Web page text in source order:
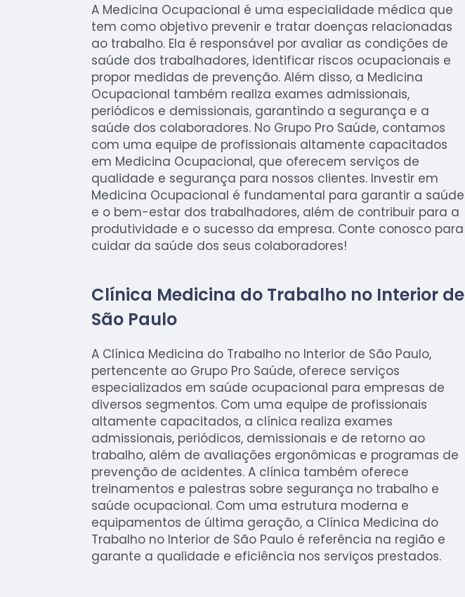
A Medicina Ocupacional é uma especialidade médica que
tem como objetivo prevenir e tratar doenças relacionadas
ao trabalho. Ela é responsável por avaliar as condições de
saúde dos trabalhadores, identificar riscos ocupacionais e
propor medidas de prevenção. Além disso, a Medicina
Ocupacional também realiza exames admissionais,
periódicos e demissionais, garantindo a segurança e a
saúde dos colaboradores. No Grupo Pro Saúde, contamos
com uma equipe de profissionais altamente capacitados
em Medicina Ocupacional, que oferecem serviços de
qualidade e segurança para nossos clientes. Investir em
Medicina Ocupacional é fundamental para garantir a saúde
e o bem-estar dos trabalhadores, além de contribuir para a
produtividade e o sucesso da empresa. Conte conosco para
cuidar da saúde dos seus colaboradores!
Clínica Medicina do Trabalho no Interior de
São Paulo
A Clínica Medicina do Trabalho no Interior de São Paulo,
pertencente ao Grupo Pro Saúde, oferece serviços
especializados em saúde ocupacional para empresas de
diversos segmentos. Com uma equipe de profissionais
altamente capacitados, a clínica realiza exames
admissionais, periódicos, demissionais e de retorno ao
trabalho, além de avaliações ergonômicas e programas de
prevenção de acidentes. A clínica também oferece
treinamentos e palestras sobre segurança no trabalho e
saúde ocupacional. Com uma estrutura moderna e
equipamentos de última geração, a Clínica Medicina do
Trabalho no Interior de São Paulo é referência na região e
garante a qualidade e eficiência nos serviços prestados.